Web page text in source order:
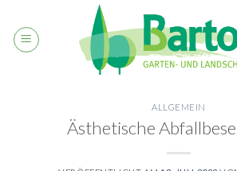
content
ALLGEMEIN
Ästhetische